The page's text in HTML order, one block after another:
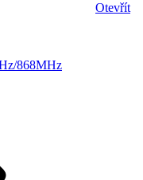
Otevřít
868MHz